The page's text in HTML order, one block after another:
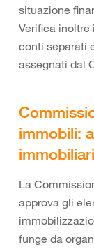
situazione
Verifica inoltre
conti separati
assegnati dal
immobili:
La
approva gli
funge da